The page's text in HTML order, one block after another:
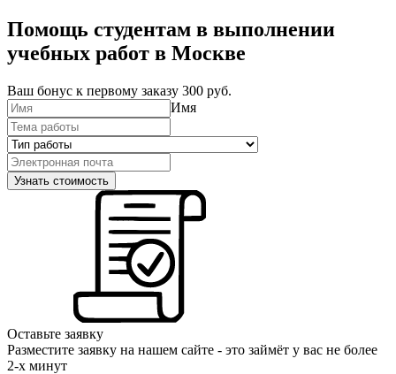
Помощь студентам в выполнении
учебных работ в Москве
Ваш бонус к первому заказу 300 руб.
Имя
Оставьте заявку
Разместите заявку на нашем сайте - это займёт у вас не более
2-х минут